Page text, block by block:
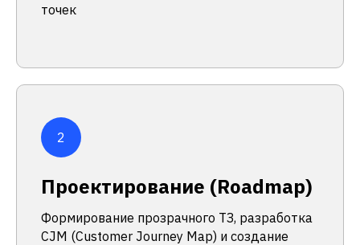
точек
Проектирование (Roadmap)
Формирование прозрачного ТЗ, разработка
CJM (Customer Journey Map) и создание